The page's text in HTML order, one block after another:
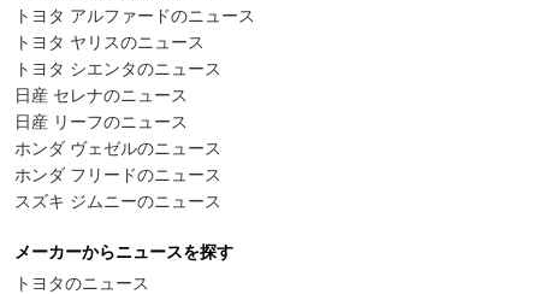
トヨタ アルファードのニュース
トヨタ ヤリスのニュース
トヨタ シエンタのニュース
日産 セレナのニュース
日産 リーフのニュース
ホンダ ヴェゼルのニュース
ホンダ フリードのニュース
スズキ ジムニーのニュース
メーカーからニュースを探す
トヨタのニュース